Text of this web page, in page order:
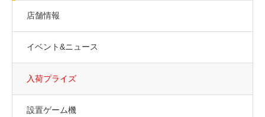
店舗情報
イベント&ニュース
入荷プライズ
設置ゲーム機